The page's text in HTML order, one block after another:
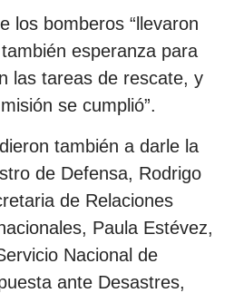
los bomberos “llevaron
esperanza para
las tareas de rescate, y
se cumplió”.
también a darle la
de Defensa, Rodrigo
de Relaciones
Paula Estévez,
Nacional de
ante Desastres,